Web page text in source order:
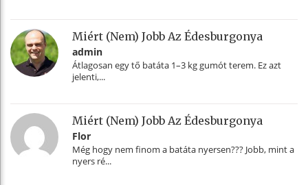
Miért (nem) Jobb Az Édesburgonya
admin
Átlagosan egy tő batáta 1–3 kg gumót terem. Ez azt
jelenti,...
Miért (nem) Jobb Az Édesburgonya
Flor
Még hogy nem finom a batáta nyersen??? Jobb, mint a
nyers ré...